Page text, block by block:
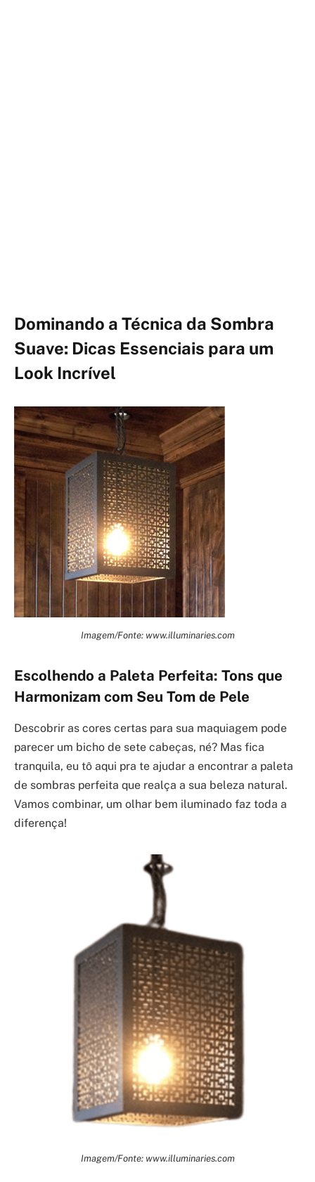
Dominando a Técnica da Sombra
Suave: Dicas Essenciais para um
Look Incrível
Imagem/Fonte: www.illuminaries.com
Escolhendo a Paleta Perfeita: Tons que
Harmonizam com Seu Tom de Pele
Descobrir as cores certas para sua maquiagem pode
parecer um bicho de sete cabeças, né? Mas fica
tranquila, eu tô aqui pra te ajudar a encontrar a paleta
de sombras perfeita que realça a sua beleza natural.
Vamos combinar, um olhar bem iluminado faz toda a
diferença!
Imagem/Fonte: www.illuminaries.com